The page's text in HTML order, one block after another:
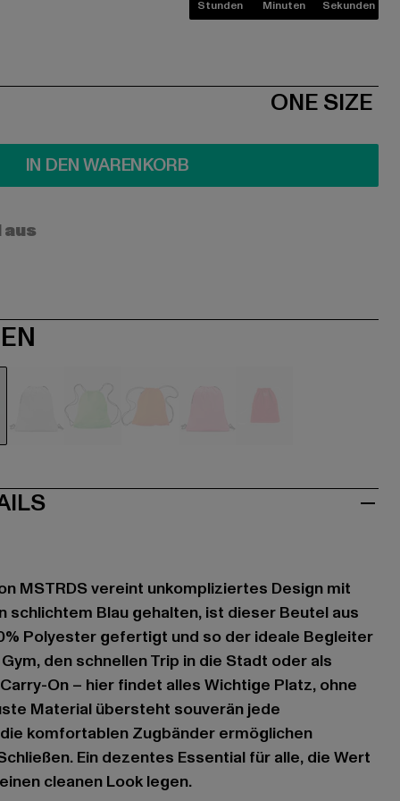
Stunden Minuten Sekunden
ONE SIZE
IN DEN WARENKORB
MSTRDS vereint unkompliziertes Design mit
schlichtem Blau gehalten, ist dieser Beutel aus
Polyester gefertigt und so der ideale Begleiter
den schnellen Trip in die Stadt oder als
On – hier findet alles Wichtige Platz, ohne
Material übersteht souverän jede
komfortablen Zugbänder ermöglichen
Ein dezentes Essential für alle, die Wert
cleanen Look legen.